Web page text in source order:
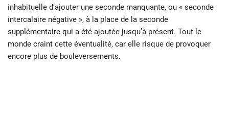
inhabituelle d’ajouter une seconde manquante, ou « seconde
intercalaire négative », à la place de la seconde
supplémentaire qui a été ajoutée jusqu’à présent. Tout le
monde craint cette éventualité, car elle risque de provoquer
encore plus de bouleversements.